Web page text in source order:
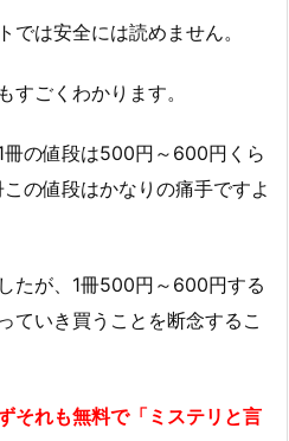
では安全には読めません。
すごくわかります。
の値段は500円～600円くら
の値段はかなりの痛手ですよ
たが、1冊500円～600円する
ていき買うことを断念するこ
それも無料で「 ミステリと言